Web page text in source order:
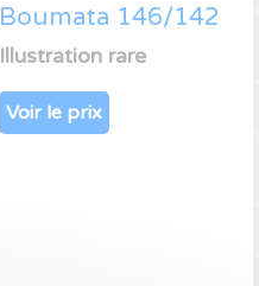
Boumata 146/142
Illustration rare
Voir le prix